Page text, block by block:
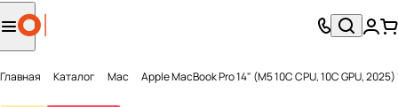
Главная Каталог Mac Apple MacBook Pro 14" (M5 10C CPU, 10C GPU, 2025)